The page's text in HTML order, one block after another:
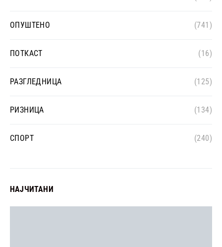
ОПУШТЕНО (741)
ПОТКАСТ (16)
РАЗГЛЕДНИЦА (125)
РИЗНИЦА (134)
СПОРТ (240)
НАЈЧИТАНИ